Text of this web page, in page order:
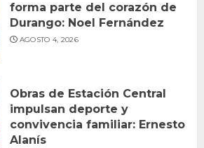
forma parte del corazón de
Durango: Noel Fernández
AGOSTO 4, 2026
Obras de Estación Central
impulsan deporte y
convivencia familiar: Ernesto
Alanís